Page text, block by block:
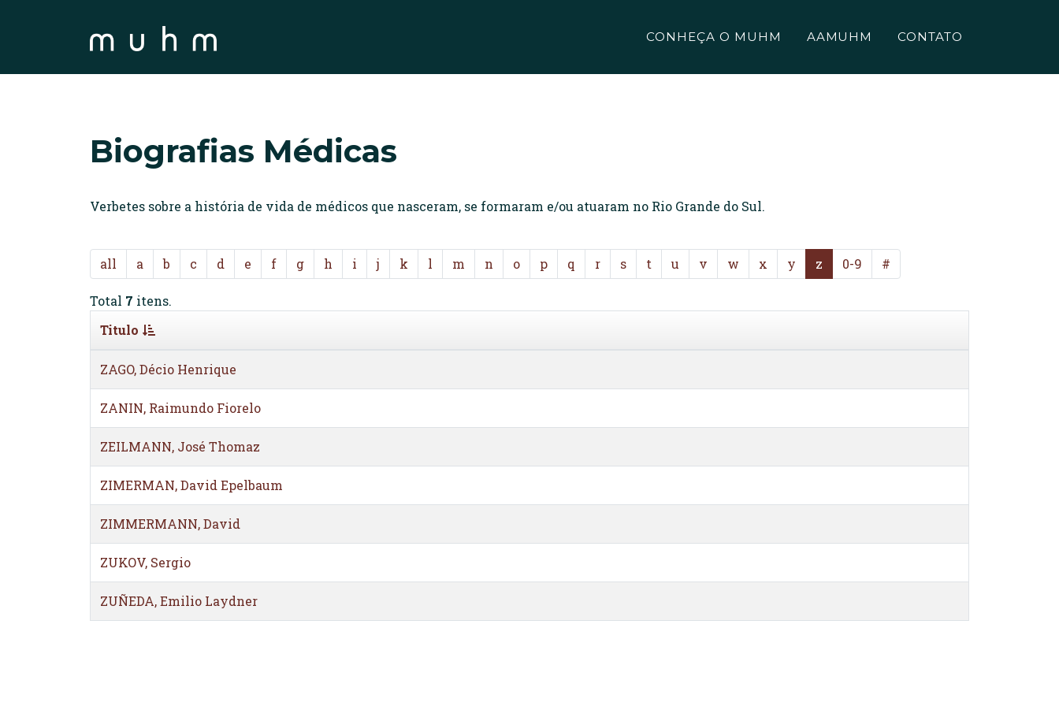
CONHEÇA O MUHM AAMUHM CONTATO
Biografias Médicas
Verbetes sobre a história de vida de médicos que nasceram, se formaram e/ou atuaram no Rio Grande do Sul.
all a b c d e f g h i j k l m n o p q r s t u v w x y z 0-9 #
Total 7 itens.
Titulo
ZAGO, Décio Henrique
ZANIN, Raimundo Fiorelo
ZEILMANN, José Thomaz
ZIMERMAN, David Epelbaum
ZIMMERMANN, David
ZUKOV, Sergio
ZUÑEDA, Emilio Laydner